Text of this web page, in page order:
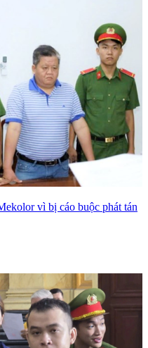
vì bị cáo buộc phát tán